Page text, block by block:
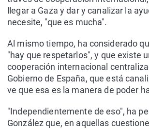
llegar a Gaza y dar y canalizar la
necesite, "que es mucha".
Al mismo tiempo, ha considerado
"hay que respetarlos", y que existe
cooperación internacional
Gobierno de España, que está
ve que esa es la manera de poder
"Independientemente de eso", ha
González que, en aquellas